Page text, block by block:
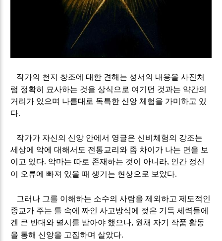
작가의 천지 창조에 대한 견해는 성서의 내용을 사진처
럼 정확히 묘사하는 것을 상식으로 여기던 것과는 약간의
거리가 있으며 나름대로 독특한 신앙 체험을 가미하고 있
다.
작가가 자신의 신앙 안에서 영글은 신비체험의 강조는
세상에 악에 대해서도 전통교리와 좀 차이가 나는 면을 보
이고 있다. 악마는 따로 존재하는 것이 아니라, 인간 정신
이 오류에 빠져 있을 때 생기는 현상으로 보았다.
그러나 그를 이해하는 소수의 사람을 제외하고 제도적인
종교가 주는 틀 속에 짜인 사고방식에 젖은 기득 세력들에
겐 큰 반대와 멸시를 받아야 했으나, 원채 자기 작품 활동
을 통해 신앙을 고집하며 살았다.